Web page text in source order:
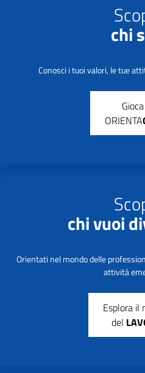
chi
Conosci i tuoi valori, le tue
ORIENTA
chi vuoi
Orientati nel mondo delle
attività
Esplora il
del